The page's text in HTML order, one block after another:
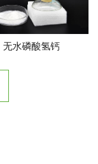
无水磷酸氢钙